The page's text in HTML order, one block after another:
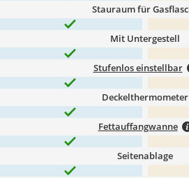
Stauraum für
Mit Untergestell
Stufenlos einstellbar
Deckelthermometer
Fettauffangwanne
Seitenablage